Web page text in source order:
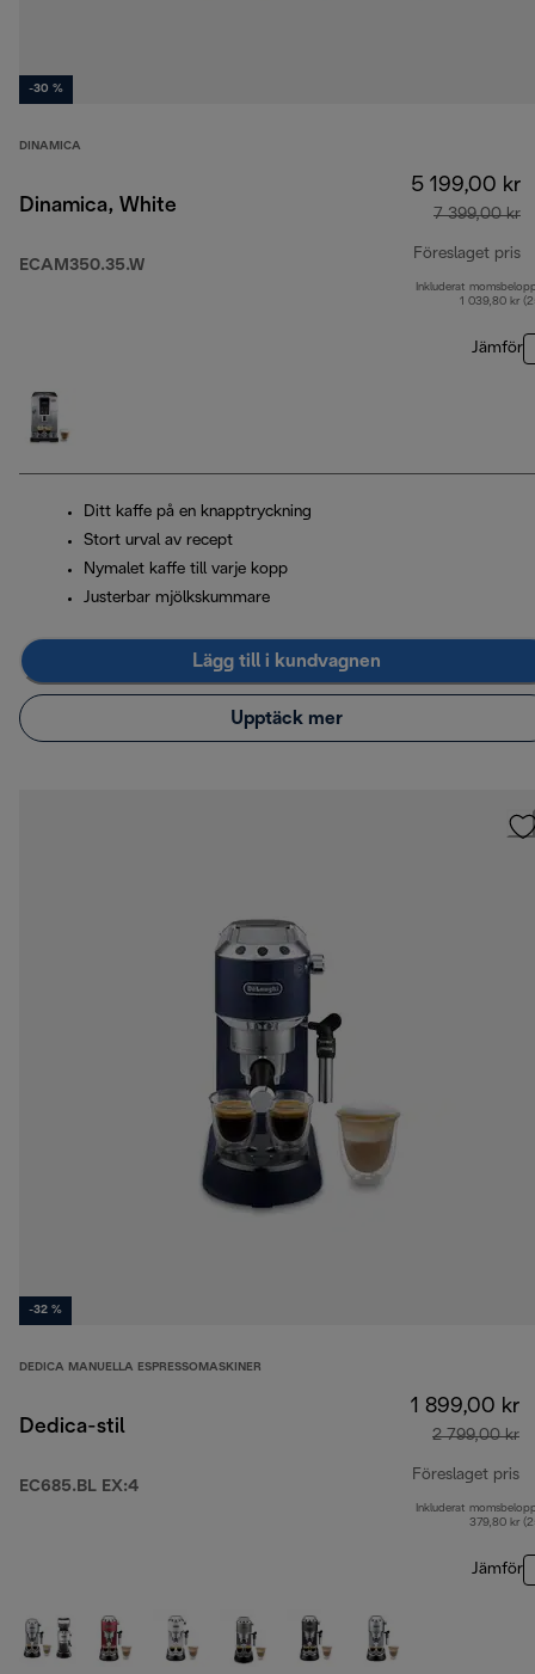
-30 %
DINAMICA
Dinamica, White
ECAM350.35.W
5 199,00 kr
7 399,00 kr
Föreslaget pris
Inkluderat
1 039,80 kr
Jämför
Ditt kaffe på en knapptryckning
Stort urval av recept
Nymalet kaffe till varje kopp
Justerbar mjölkskummare
Lägg till i kundvagnen
Upptäck mer
-32 %
DEDICA MANUELLA ESPRESSOMASKINER
Dedica-stil
EC685.BL EX:4
1 899,00 kr
2 799,00 kr
Föreslaget pris
Inkluderat
379,80 kr
Jämför